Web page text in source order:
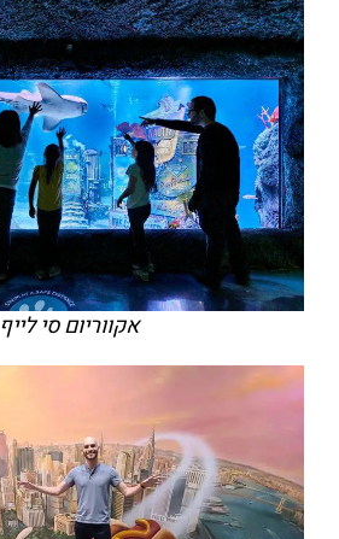
אקווריום סי לייף